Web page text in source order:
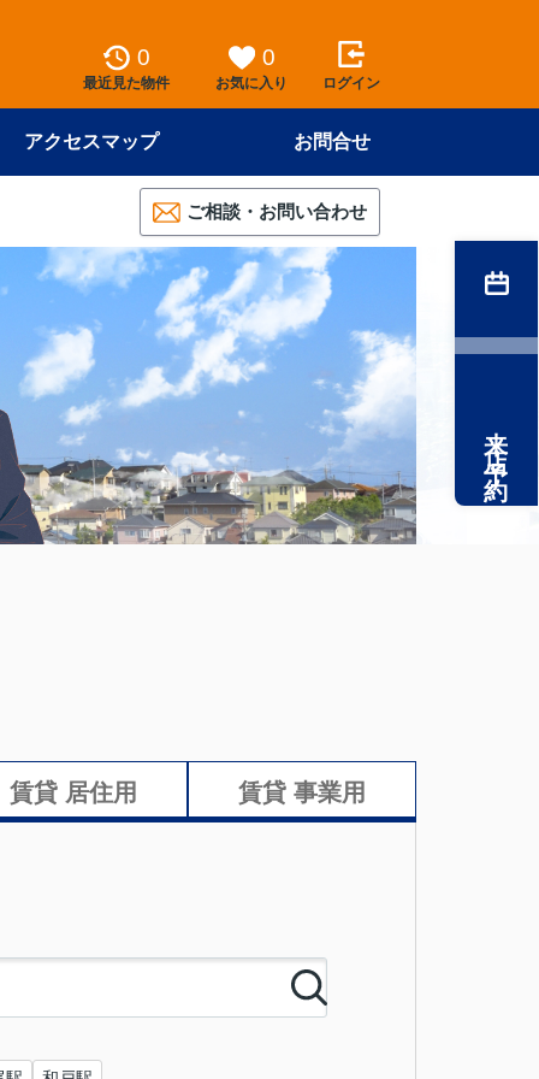
0
最近見た物件
0
お気に入り ログイン
アクセスマップ お問合せ
ご相談・お問い合わせ
賃貸 居住用 賃貸 事業用
来店予約